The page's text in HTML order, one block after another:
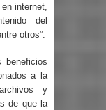
internet,
del
otros”.
a la
y
de que la